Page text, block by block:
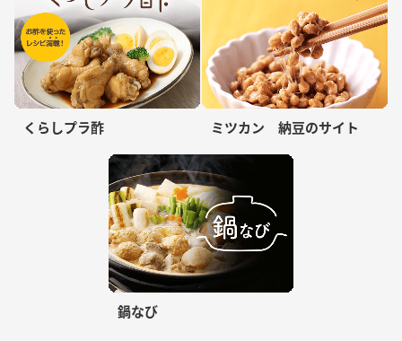
くらしプラ酢 ミツカン 納豆のサイト
鍋なび